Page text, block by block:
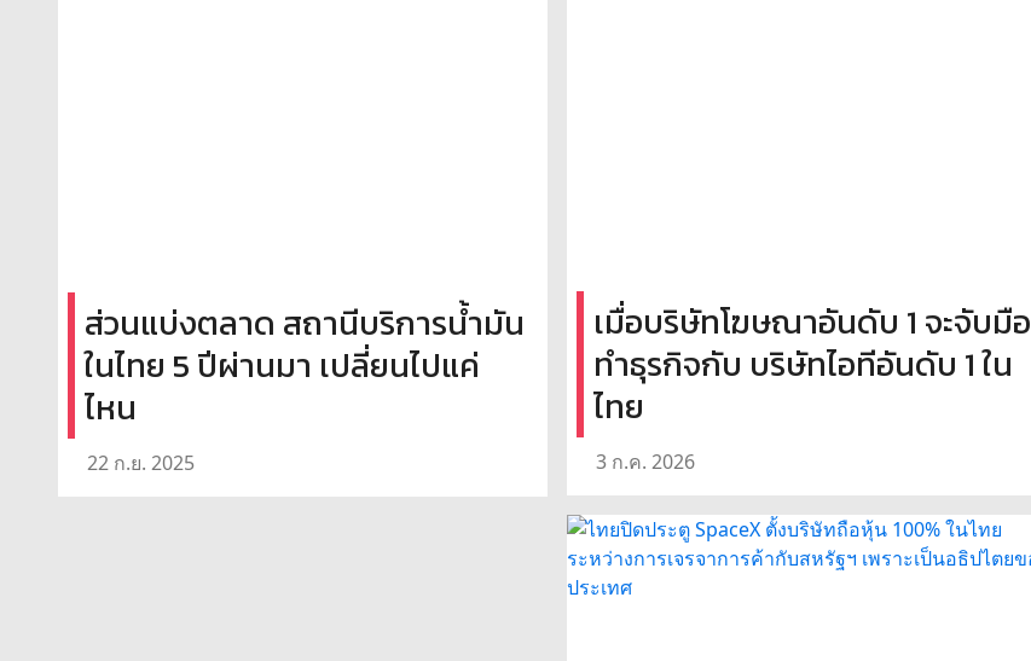
ส่วนแบ่งตลาด สถานีบริการน้ำมัน
ในไทย 5 ปีผ่านมา เปลี่ยนไปแค่
ไหน
22 ก.ย. 2025
เมื่อบริษัทโฆษณาอันดับ 1 จะจับมือ
ทำธุรกิจกับ บริษัทไอทีอันดับ 1 ใน
ไทย
3 ก.ค. 2026